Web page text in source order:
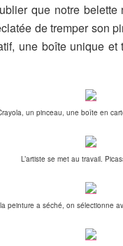
que notre
de tremper son
une boîte unique et
un pinceau, une boîte en
L’artiste se met au travail.
peinture a séché, on sélectionne